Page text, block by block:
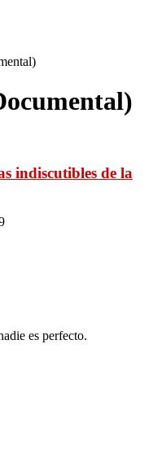
indiscutibles de la
es perfecto.